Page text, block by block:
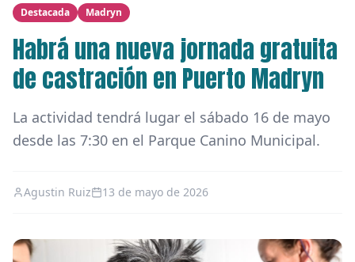
Destacada Madryn
Habrá una nueva jornada gratuita
de castración en Puerto Madryn
La actividad tendrá lugar el sábado 16 de mayo
desde las 7:30 en el Parque Canino Municipal.
Agustin Ruiz 13 de mayo de 2026